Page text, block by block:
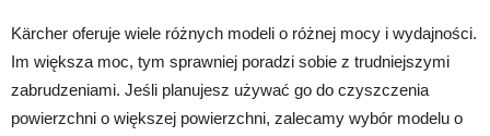
Kärcher oferuje wiele różnych modeli o różnej mocy i wydajności.
Im większa moc, tym sprawniej poradzi sobie z trudniejszymi
zabrudzeniami. Jeśli planujesz używać go do czyszczenia
powierzchni o większej powierzchni, zalecamy wybór modelu o